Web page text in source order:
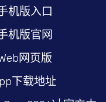
机版入口
机版官网
网页版
下载地址